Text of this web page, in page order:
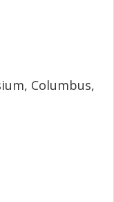
Columbus,